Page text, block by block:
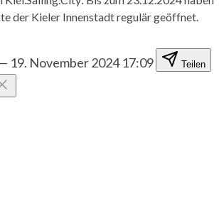
der Kieler Innenstadt regulär geöffnet.
19. November 2024 17:09 Teilen